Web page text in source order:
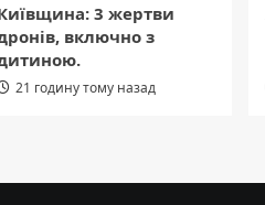
3 жертви
включно з
21 годину тому назад